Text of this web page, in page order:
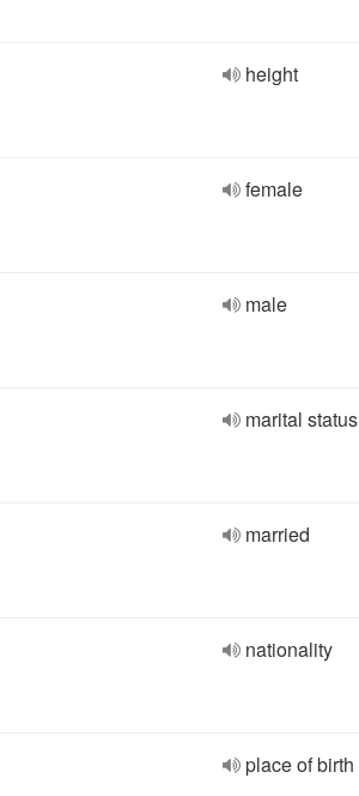
height
female
male
marital status
married
nationality
place of birth